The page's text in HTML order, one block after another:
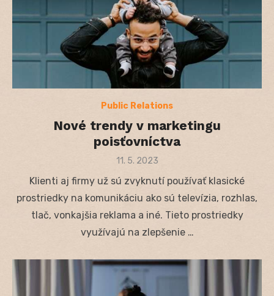
Public Relations
Nové trendy v marketingu
poisťovníctva
Posted
11. 5. 2023
Klienti aj firmy už sú zvyknutí používať klasické
prostriedky na komunikáciu ako sú televízia, rozhlas,
tlač, vonkajšia reklama a iné. Tieto prostriedky
využívajú na zlepšenie …